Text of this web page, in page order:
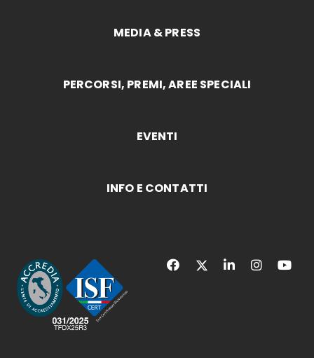
MEDIA & PRESS
PERCORSI, PREMI, AREE SPECIALI
EVENTI
INFO E CONTATTI